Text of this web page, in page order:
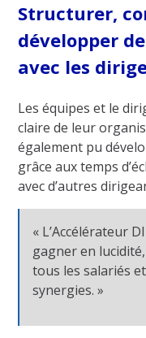
Structurer,
développer
avec les
Les équipes et le
claire de leur
également pu
grâce aux temps
avec d’autres
« L’Accélérateur
gagner en
tous les salariés
synergies. »